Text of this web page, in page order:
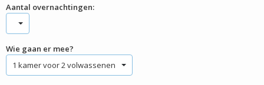
Aantal overnachtingen:
Wie gaan er mee?
1 kamer voor 2 volwassenen